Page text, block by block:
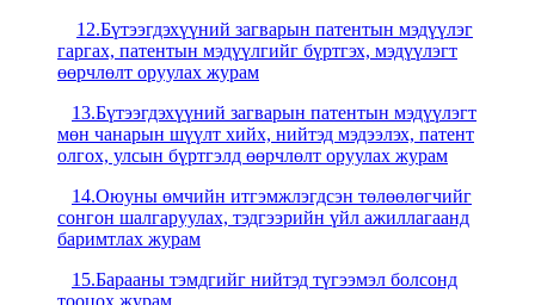
12.Бүтээгдэхүүний загварын патентын мэдүүлэг
гаргах, патентын мэдүүлгийг бүртгэх, мэдүүлэгт
өөрчлөлт оруулах журам
13.Бүтээгдэхүүний загварын патентын мэдүүлэгт
мөн чанарын шүүлт хийх, нийтэд мэдээлэх, патент
олгох, улсын бүртгэлд өөрчлөлт оруулах журам
14.Оюуны өмчийн итгэмжлэгдсэн төлөөлөгчийг
сонгон шалгаруулах, тэдгээрийн үйл ажиллагаанд
баримтлах журам
15.Барааны тэмдгийг нийтэд түгээмэл болсонд
тооцох журам